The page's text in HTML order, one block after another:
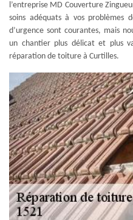
l’entreprise MD Couverture
soins adéquats à vos problèmes
d’urgence sont courantes, mais
un chantier plus délicat et plus
réparation de toiture à Curtilles.